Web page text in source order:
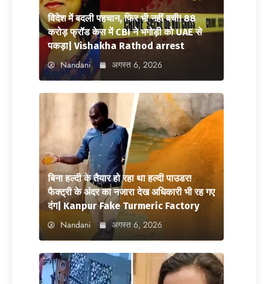
विदेश में बदली पहचान, फिर भी नहीं बची! 88
करोड़ फ्रॉड केस में CBI ने भगोड़ी को UAE से
पकड़ा| Vishakha Rathod arrest
Nandani अगस्त 6, 2026
बिना हल्दी के तैयार हो रहा था हल्दी पाउडर!
फैक्ट्री के अंदर का नजारा देख अधिकारी भी रह गए
दंग| Kanpur Fake Turmeric Factory
Nandani अगस्त 6, 2026